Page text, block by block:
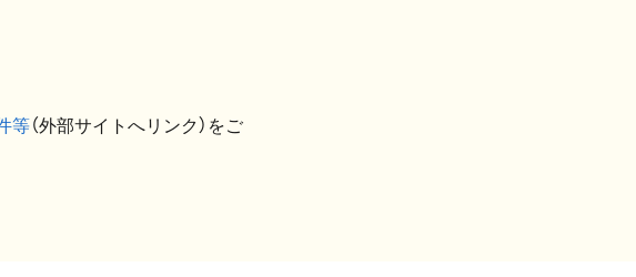
等（外部サイトへリンク）をご